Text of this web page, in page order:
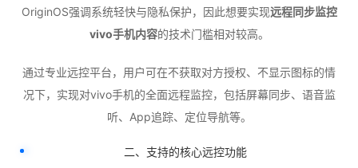
OriginOS强调系统轻快与隐私保护，因此想要实现远程同步监控
vivo手机内容的技术门槛相对较高。
通过专业远控平台，用户可在不获取对方授权、不显示图标的情
况下，实现对vivo手机的全面远程监控，包括屏幕同步、语音监
听、App追踪、定位导航等。
二、支持的核心远控功能